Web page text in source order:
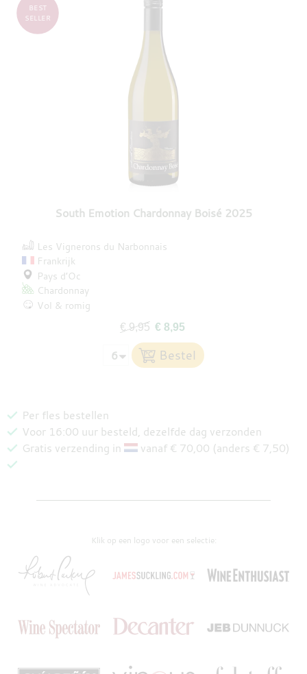
South Emotion Chardonnay Boisé 2025
BEST
SELLER
Les Vignerons du Narbonnais
Frankrijk
Pays d’Oc
Chardonnay
Vol & romig
€ 9,95 € 8,95
Per fles bestellen
Voor 16:00 uur besteld, dezelfde dag verzonden
Gratis verzending in
vanaf € 70,00 (anders € 7,50)
Klik op een logo voor een selectie: